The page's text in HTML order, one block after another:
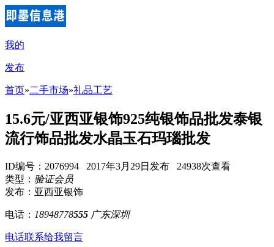
我的
发布
首页»二手市场»礼品工艺
15.6元/亚西亚银饰925纯银饰品批发泰银
流行饰品批发水晶玉石玛瑙批发
ID编号：2076994 2017年3月29日发布 24938次查看
类型： 验证会员
发布：亚西亚银饰
电话： 18948778555 广东深圳
电话联系给我留言